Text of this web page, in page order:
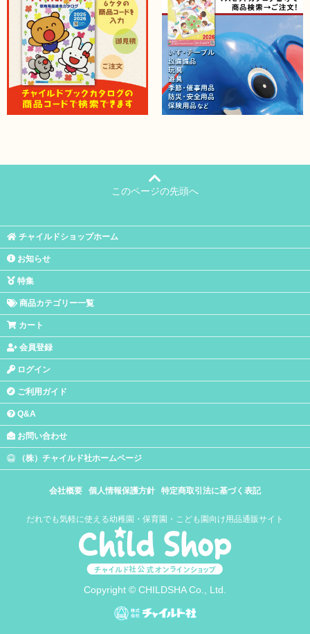
このページの先頭へ
チャイルドショップホーム
お知らせ
特集
商品カテゴリー一覧
カート
会員登録
ログイン
ご利用ガイド
Q&A
お問い合わせ
（株）チャイルド社ホームページ
会社概要 個人情報保護方針 特定商取引法に基づく表記
だれでも気軽に使える幼稚園・保育園・こども園向け用品通販サイト
Copyright © CHILDSHA Co., Ltd.